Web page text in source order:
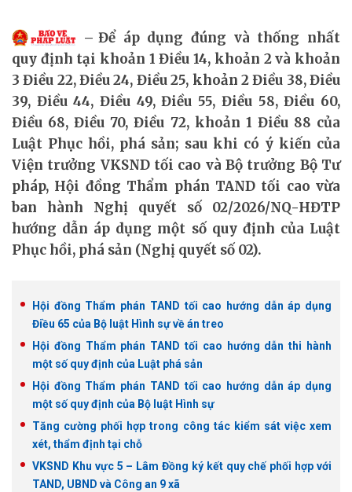
Để áp dụng đúng và thống nhất
quy định tại khoản 1 Điều 14, khoản 2 và khoản
3 Điều 22, Điều 24, Điều 25, khoản 2 Điều 38, Điều
39, Điều 44, Điều 49, Điều 55, Điều 58, Điều 60,
Điều 68, Điều 70, Điều 72, khoản 1 Điều 88 của
Luật Phục hồi, phá sản; sau khi có ý kiến của
Viện trưởng VKSND tối cao và Bộ trưởng Bộ Tư
pháp, Hội đồng Thẩm phán TAND tối cao vừa
ban hành Nghị quyết số 02/2026/NQ-HĐTP
hướng dẫn áp dụng một số quy định của Luật
Phục hồi, phá sản (Nghị quyết số 02).
Hội đồng Thẩm phán TAND tối cao hướng dẫn áp dụng
Điều 65 của Bộ luật Hình sự về án treo
Hội đồng Thẩm phán TAND tối cao hướng dẫn thi hành
một số quy định của Luật phá sản
Hội đồng Thẩm phán TAND tối cao hướng dẫn áp dụng
một số quy định của Bộ luật Hình sự
Tăng cường phối hợp trong công tác kiểm sát việc xem
xét, thẩm định tại chỗ
VKSND Khu vực 5 – Lâm Đồng ký kết quy chế phối hợp với
TAND, UBND và Công an 9 xã